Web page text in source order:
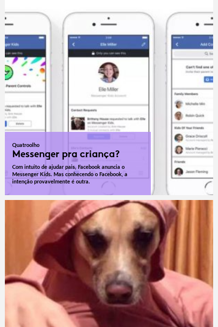
Quatroolho
Messenger pra criança?
Com intuito de ajudar pais, Facebook anuncia o
Messenger Kids. Mas conhecendo o Facebook, a
intenção provavelmente é outra.